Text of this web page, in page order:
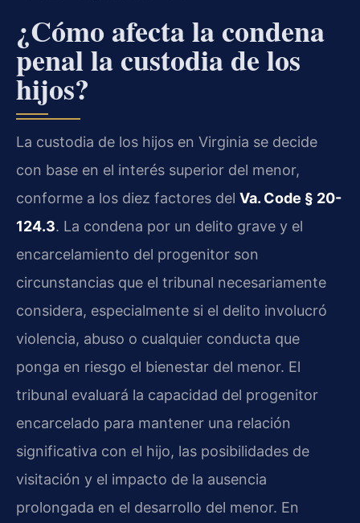
¿Cómo afecta la condena
penal la custodia de los
hijos?
La custodia de los hijos en Virginia se decide
con base en el interés superior del menor,
conforme a los diez factores del Va. Code § 20-
124.3. La condena por un delito grave y el
encarcelamiento del progenitor son
circunstancias que el tribunal necesariamente
considera, especialmente si el delito involucró
violencia, abuso o cualquier conducta que
ponga en riesgo el bienestar del menor. El
tribunal evaluará la capacidad del progenitor
encarcelado para mantener una relación
significativa con el hijo, las posibilidades de
visitación y el impacto de la ausencia
prolongada en el desarrollo del menor. En